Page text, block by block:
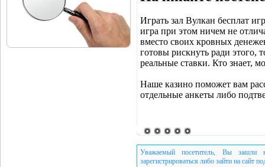
Играть зал Вулкан бесплат
игра при этом ничем не
вместо своих кровных
готовы рискнуть ради этого,
реальные ставки. Кто знает,
Наше казино поможет вам
отдельные анкеты либо
Уважаемый посетитель, Вы зашли
зарегистрироваться либо зайти на сайт